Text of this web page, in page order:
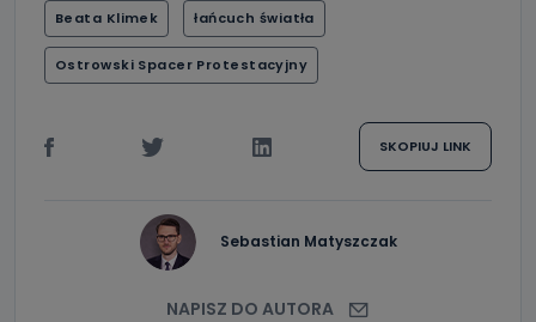
Beata Klimek łańcuch światła
Ostrowski Spacer Protestacyjny
SKOPIUJ LINK
Sebastian Matyszczak
NAPISZ DO AUTORA